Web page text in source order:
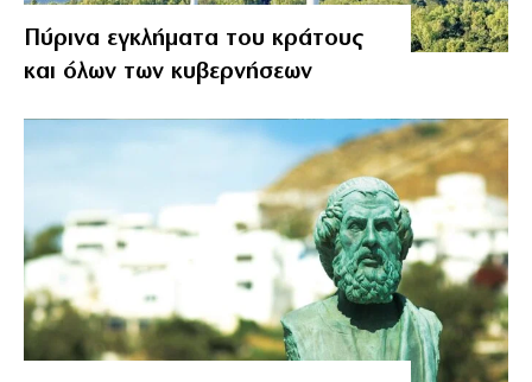
Πύρινα εγκλήματα του κράτους
και όλων των κυβερνήσεων